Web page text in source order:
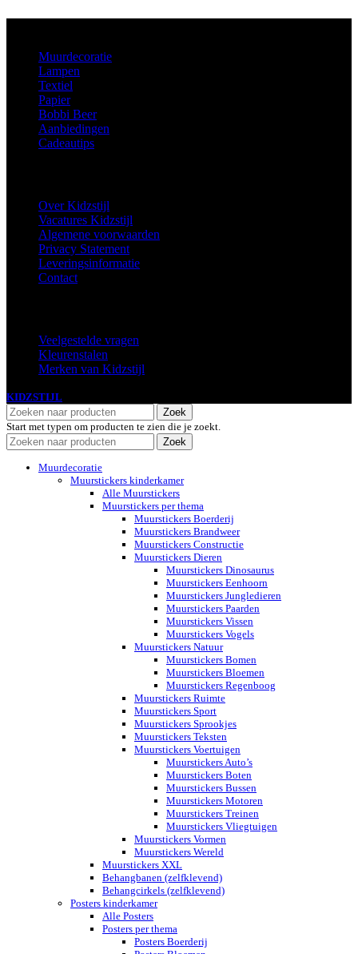
Muurdecoratie
Lampen
Textiel
Papier
Bobbi Beer
Aanbiedingen
Cadeautips
Over Kidzstijl
Vacatures Kidzstijl
Algemene voorwaarden
Privacy Statement
Leveringsinformatie
Contact
Veelgestelde vragen
Kleurenstalen
Merken van Kidzstijl
KIDZSTIJL
Zoek
Start met typen om producten te zien die je zoekt.
Zoek
Muurdecoratie
Muurstickers kinderkamer
Alle Muurstickers
Muurstickers per thema
Muurstickers Boerderij
Muurstickers Brandweer
Muurstickers Constructie
Muurstickers Dieren
Muurstickers Dinosaurus
Muurstickers Eenhoorn
Muurstickers Jungledieren
Muurstickers Paarden
Muurstickers Vissen
Muurstickers Vogels
Muurstickers Natuur
Muurstickers Bomen
Muurstickers Bloemen
Muurstickers Regenboog
Muurstickers Ruimte
Muurstickers Sport
Muurstickers Sprookjes
Muurstickers Teksten
Muurstickers Voertuigen
Muurstickers Auto’s
Muurstickers Boten
Muurstickers Bussen
Muurstickers Motoren
Muurstickers Treinen
Muurstickers Vliegtuigen
Muurstickers Vormen
Muurstickers Wereld
Muurstickers XXL
Behangbanen (zelfklevend)
Behangcirkels (zelfklevend)
Posters kinderkamer
Alle Posters
Posters per thema
Posters Boerderij